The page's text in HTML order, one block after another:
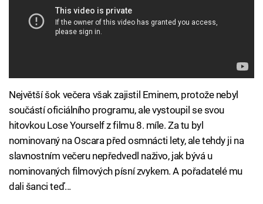
Největší šok večera však zajistil Eminem, protože nebyl
součástí oficiálního programu, ale vystoupil se svou
hitovkou Lose Yourself z filmu 8. míle. Za tu byl
nominovaný na Oscara před osmnácti lety, ale tehdy ji na
slavnostním večeru nepředvedl naživo, jak bývá u
nominovaných filmových písní zvykem. A pořadatelé mu
dali šanci teď...